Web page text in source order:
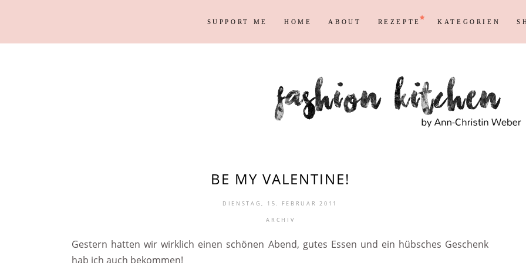
SUPPORT ME HOME ABOUT REZEPTE KATEGORIEN
Persönliches Blogging
Blog
Max
Reisen
Shopping
BE MY VALENTINE!
DIENSTAG, 15. FEBRUAR 2011
ARCHIV
Gestern hatten wir wirklich einen schönen Abend, gutes Essen und ein hübsches Geschenk
hab ich auch bekommen!